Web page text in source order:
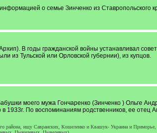
о семье Зинченко из
В годы гражданской войны устанавливал
из Тульской или Орловской губернии), из купцов.
моего мужа Гончаренко (Зинченко ) Ольге
в 1933г. По воспоминаниям родственников, ее отец
района, ищу Савранских, Кошеленко и Квашук- Украина и